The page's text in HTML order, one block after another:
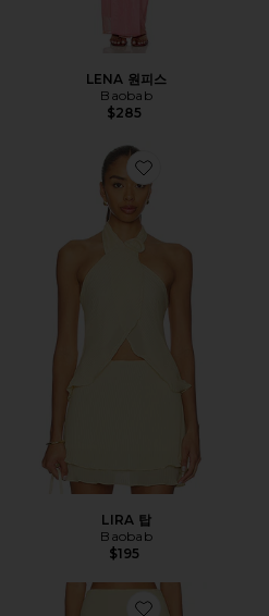
LENA 원피스
Baobab
$285
Favorite LIRA 탑
LIRA 탑
Baobab
$195